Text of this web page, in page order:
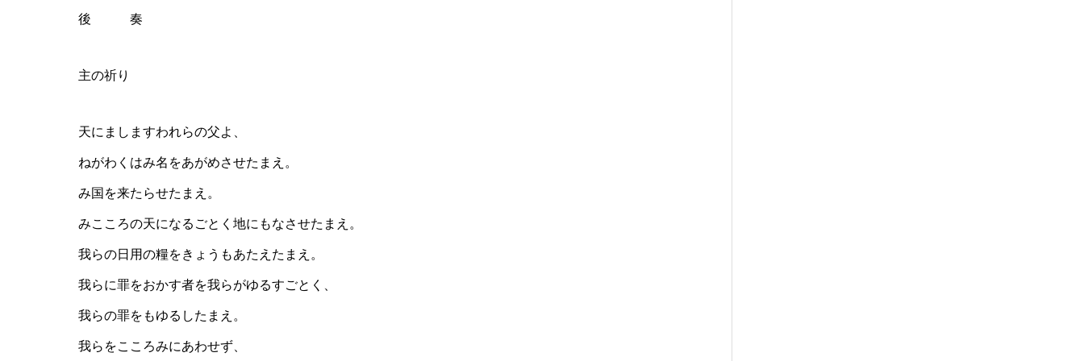
後 奏
主の祈り
天にましますわれらの父よ、
ねがわくはみ名をあがめさせたまえ。
み国を来たらせたまえ。
みこころの天になるごとく地にもなさせたまえ。
我らの日用の糧をきょうもあたえたまえ。
我らに罪をおかす者を我らがゆるすごとく、
我らの罪をもゆるしたまえ。
我らをこころみにあわせず、